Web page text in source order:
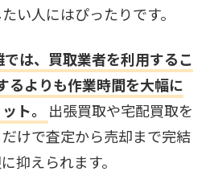
い人にはぴったりです。
は、買取業者を利用するこ
るよりも作業時間を大幅に
ト。
出張買取や宅配買取を
けで査定から売却まで完結
抑えられます。